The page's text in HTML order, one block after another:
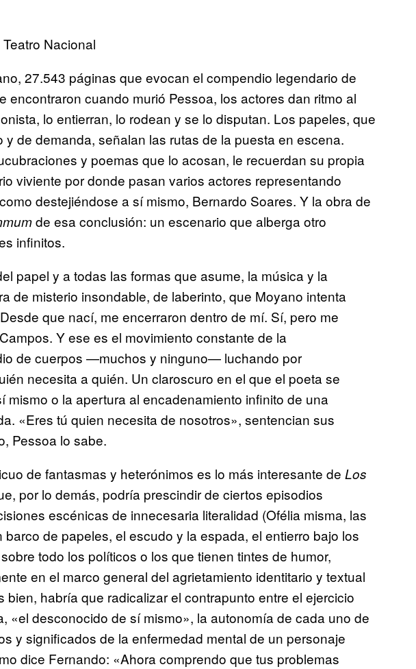
Nacional
27.543 páginas que evocan el compendio legendario de
encontraron cuando murió Pessoa, los actores dan ritmo al
lo entierran, lo rodean y se lo disputan. Los papeles, que
de demanda, señalan las rutas de la puesta en escena.
y poemas que lo acosan, le recuerdan su propia
viviente por donde pasan varios actores representando
destejiéndose a sí mismo, Bernardo Soares. Y la obra de
de esa conclusión: un escenario que alberga otro
infinitos.
papel y a todas las formas que asume, la música y la
de misterio insondable, de laberinto, que Moyano intenta
que nací, me encerraron dentro de mí. Sí, pero me
Y ese es el movimiento constante de la
de cuerpos —muchos y ninguno— luchando por
necesita a quién. Un claroscuro en el que el poeta se
mismo o la apertura al encadenamiento infinito de una
«Eres tú quien necesita de nosotros», sentencian sus
Pessoa lo sabe.
de fantasmas y heterónimos es lo más interesante de Los
por lo demás, podría prescindir de ciertos episodios
escénicas de innecesaria literalidad (Ofélia misma, las
barco de papeles, el escudo y la espada, el entierro bajo los
todo los políticos o los que tienen tintes de humor,
en el marco general del agrietamiento identitario y textual
bien, habría que radicalizar el contrapunto entre el ejercicio
«el desconocido de sí mismo», la autonomía de cada uno de
y significados de la enfermedad mental de un personaje
dice Fernando: «Ahora comprendo que tus problemas